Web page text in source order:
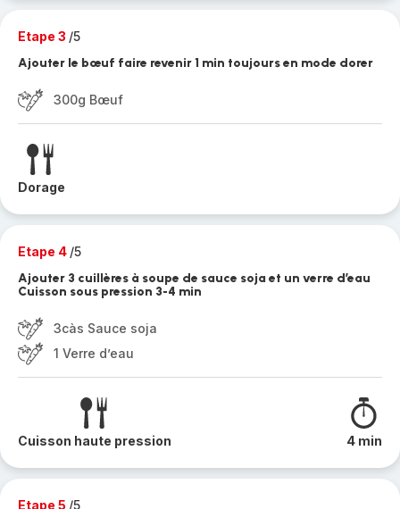
Etape 3 /5
Ajouter le bœuf faire revenir 1 min toujours en mode dorer
300g Bœuf
Dorage
Etape 4 /5
Ajouter 3 cuillères à soupe de sauce soja et un verre d’eau
Cuisson sous pression 3-4 min
3càs Sauce soja
1 Verre d’eau
Cuisson haute pression 4 min
Etape 5 /5